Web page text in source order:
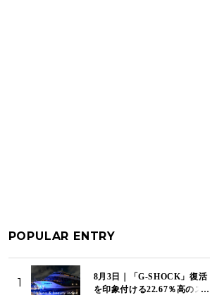
POPULAR ENTRY
1
8月3日｜「G-SHOCK」復活
を印象付ける22.67％高のス